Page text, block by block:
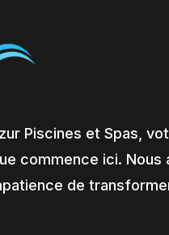
Piscines et Spas,
commence ici. Nous
de